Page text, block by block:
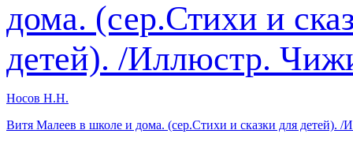
Носов Н.Н.
Витя Малеев в школе и дома. (сер.Стихи и сказки для детей).